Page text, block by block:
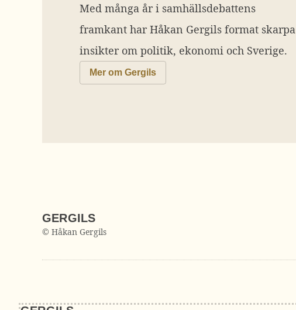
Med många år i samhällsdebattens
framkant har Håkan Gergils format skarpa
insikter om politik, ekonomi och Sverige.
Mer om Gergils
GERGILS
© Håkan Gergils